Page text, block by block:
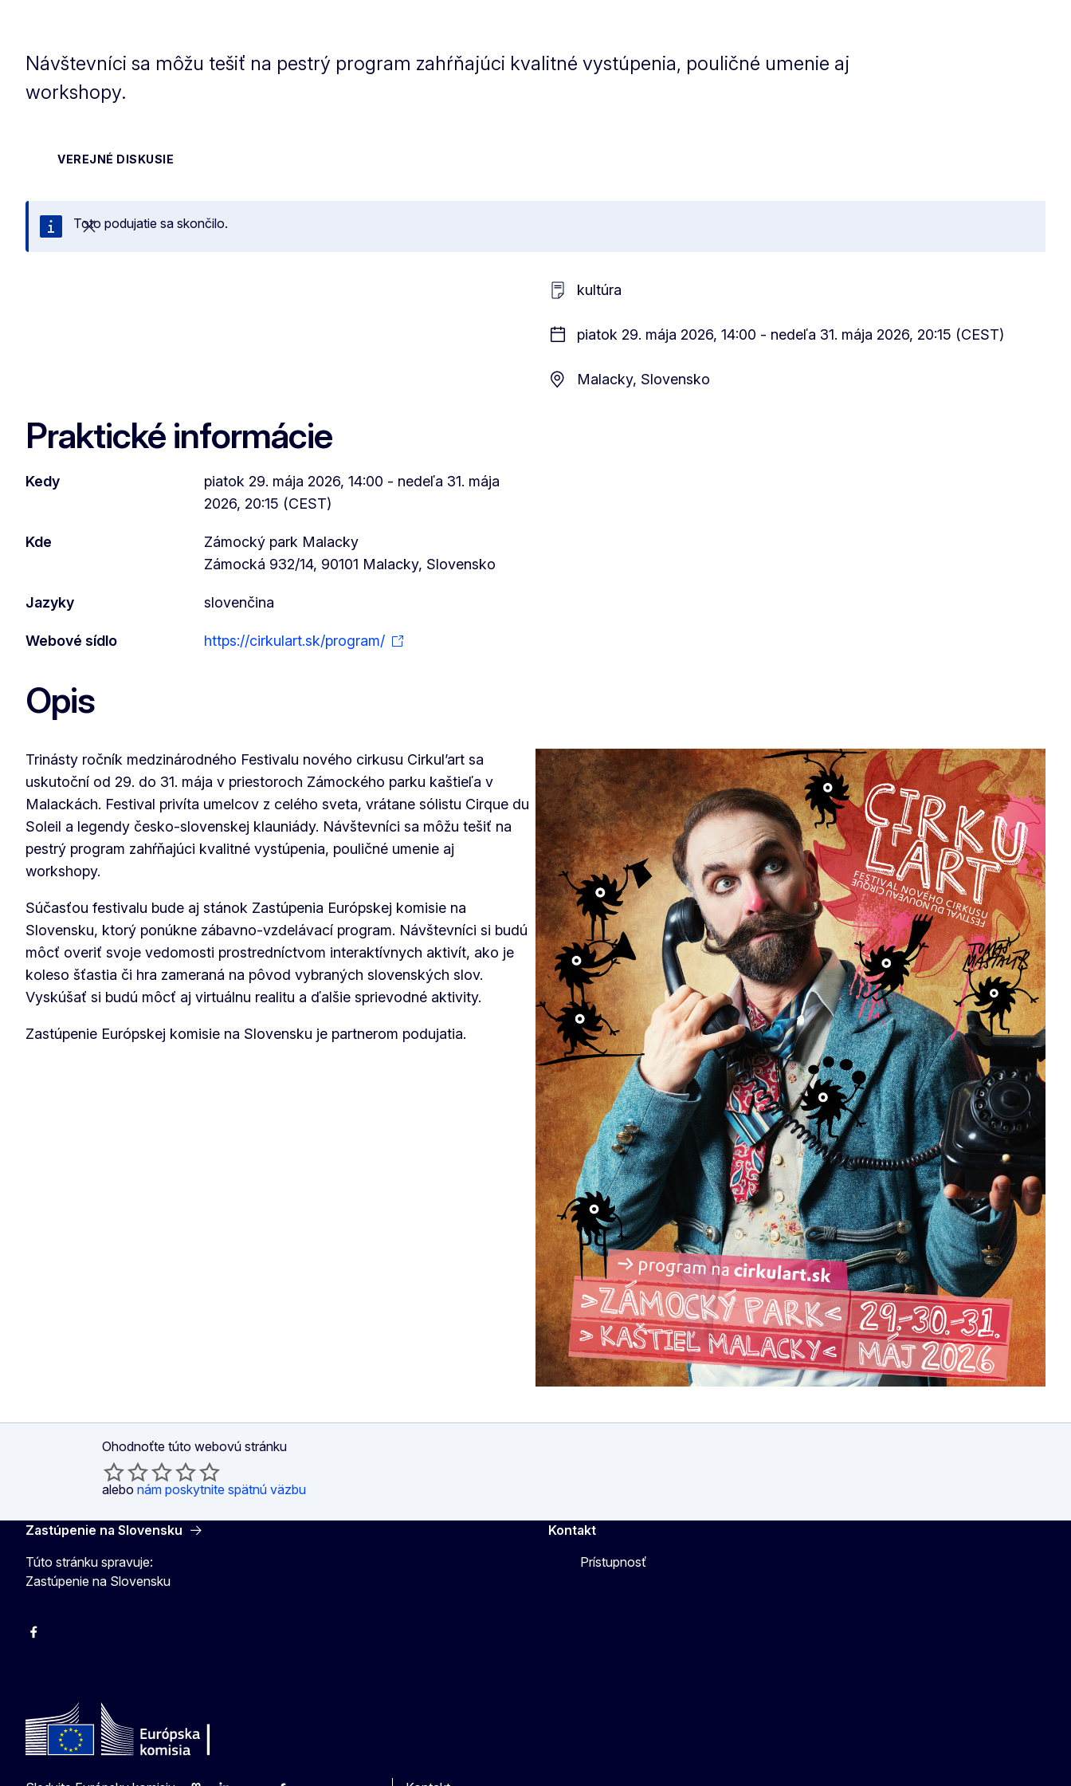
Návštevníci sa môžu tešiť na pestrý program zahŕňajúci kvalitné vystúpenia, pouličné umenie aj
workshopy.
VEREJNÉ DISKUSIE
Zatvoriť
Toto podujatie sa skončilo.
kultúra
piatok 29. mája 2026, 14:00 - nedeľa 31. mája 2026, 20:15 (CEST)
Malacky, Slovensko
Praktické informácie
Kedy
piatok 29. mája 2026, 14:00 - nedeľa 31. mája
2026, 20:15 (CEST)
Kde
Zámocký park Malacky
Zámocká 932/14, 90101 Malacky, Slovensko
Jazyky slovenčina
Webové sídlo https://cirkulart.sk/program/
Opis
Trinásty ročník medzinárodného Festivalu nového cirkusu Cirkul’art sa
uskutoční od 29. do 31. mája v priestoroch Zámockého parku kaštieľa v
Malackách. Festival privíta umelcov z celého sveta, vrátane sólistu Cirque du
Soleil a legendy česko-slovenskej klauniády. Návštevníci sa môžu tešiť na
pestrý program zahŕňajúci kvalitné vystúpenia, pouličné umenie aj
workshopy.
Súčasťou festivalu bude aj stánok Zastúpenia Európskej komisie na
Slovensku, ktorý ponúkne zábavno-vzdelávací program. Návštevníci si budú
môcť overiť svoje vedomosti prostredníctvom interaktívnych aktivít, ako je
koleso šťastia či hra zameraná na pôvod vybraných slovenských slov.
Vyskúšať si budú môcť aj virtuálnu realitu a ďalšie sprievodné aktivity.
Zastúpenie Európskej komisie na Slovensku je partnerom podujatia.
Ohodnoťte túto webovú stránku
alebo nám poskytnite spätnú väzbu
Zastúpenie na Slovensku
Túto stránku spravuje:
Zastúpenie na Slovensku
Facebook
Kontakt
Prístupnosť